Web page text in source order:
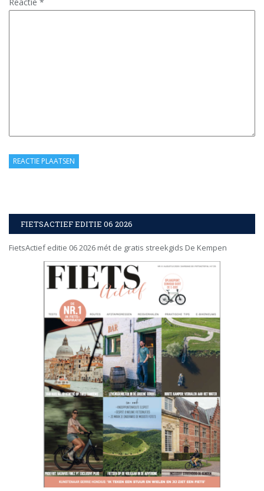
FIETSACTIEF EDITIE 06 2026
FietsActief editie 06 2026 mét de gratis streekgids De Kempen